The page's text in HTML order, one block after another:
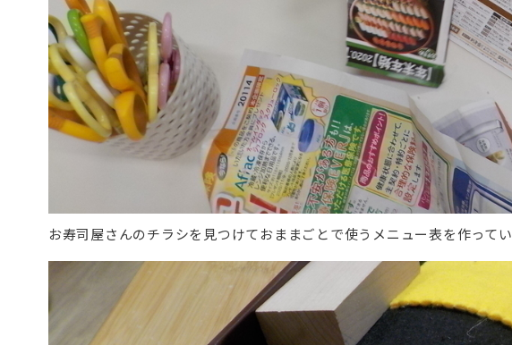
お寿司屋さんのチラシを見つけておままごとで使うメニュー表を作ってい